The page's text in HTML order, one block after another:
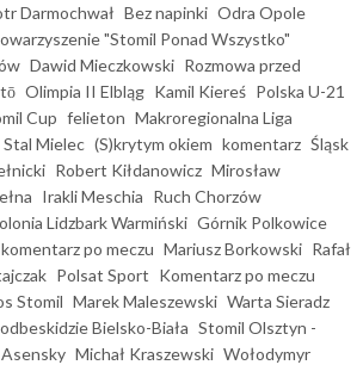
Darmochwał Bez napinki Odra Opole
"Stomil Ponad Wszystko"
Dawid Mieczkowski Rozmowa przed
Olimpia II Elbląg Kamil Kiereś Polska U-21
Cup felieton Makroregionalna Liga
Stal Mielec (S)krytym okiem komentarz Śląsk
Robert Kiłdanowicz Mirosław
Irakli Meschia Ruch Chorzów
Lidzbark Warmiński Górnik Polkowice
komentarz po meczu Mariusz Borkowski Rafał
Polsat Sport Komentarz po meczu
Stomil Marek Maleszewski Warta Sieradz
Bielsko-Biała Stomil Olsztyn -
Michał Kraszewski Wołodymyr